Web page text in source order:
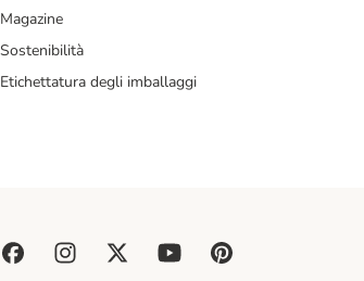
Magazine
Sostenibilità
Etichettatura degli imballaggi